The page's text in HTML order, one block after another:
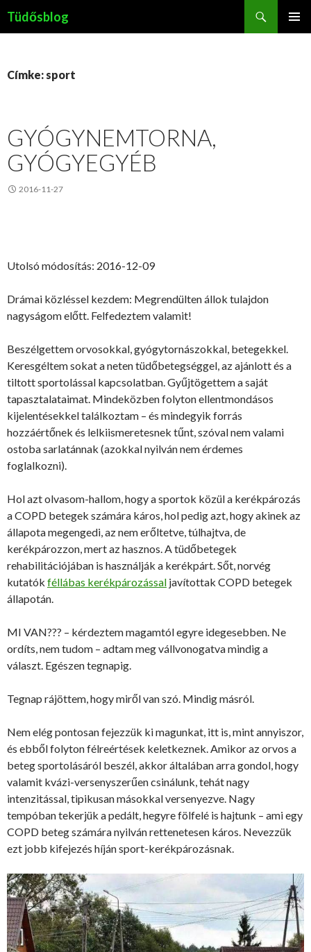
Tüdősblog
Címke: sport
GYÓGYNEMTORNA,
GYÓGYEGYÉB
2016-11-27
Utolsó módosítás: 2016-12-09
Drámai közléssel kezdem: Megrendülten állok tulajdon
nagyságom előtt. Felfedeztem valamit!
Beszélgettem orvosokkal, gyógytornászokkal, betegekkel.
Keresgéltem sokat a neten tüdőbetegséggel, az ajánlott és a
tiltott sportolással kapcsolatban. Gyűjtögettem a saját
tapasztalataimat. Mindeközben folyton ellentmondásos
kijelentésekkel találkoztam – és mindegyik forrás
hozzáértőnek és lelkiismeretesnek tűnt, szóval nem valami
ostoba sarlatánnak (azokkal nyilván nem érdemes
foglalkozni).
Hol azt olvasom-hallom, hogy a sportok közül a kerékpározás
a COPD betegek számára káros, hol pedig azt, hogy akinek az
állapota megengedi, az nem erőltetve, túlhajtva, de
kerékpározzon, mert az hasznos. A tüdőbetegek
rehabilitációjában is használják a kerékpárt. Sőt, norvég
kutatók féllábas kerékpározással javítottak COPD betegek
állapotán.
MI VAN??? – kérdeztem magamtól egyre idegesebben. Ne
ordíts, nem tudom – adtam meg vállvonogatva mindig a
választ. Egészen tegnapig.
Tegnap rájöttem, hogy miről van szó. Mindig másról.
Nem elég pontosan fejezzük ki magunkat, itt is, mint annyiszor,
és ebből folyton félreértések keletkeznek. Amikor az orvos a
beteg sportolásáról beszél, akkor általában arra gondol, hogy
valamit kvázi-versenyszerűen csinálunk, tehát nagy
intenzitással, tipikusan másokkal versenyezve. Nagy
tempóban tekerjük a pedált, hegyre fölfelé is hajtunk – ami egy
COPD beteg számára nyilván rettenetesen káros. Nevezzük
ezt jobb kifejezés híján sport-kerékpározásnak.